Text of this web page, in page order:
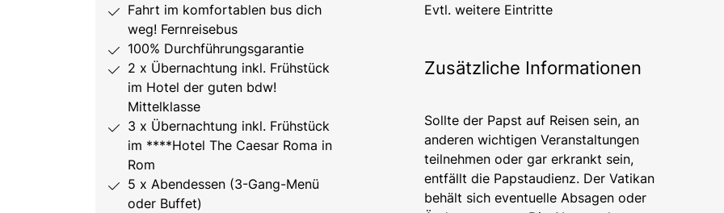
Fahrt im komfortablen bus dich
weg! Fernreisebus
100% Durchführungsgarantie
2 x Übernachtung inkl. Frühstück
im Hotel der guten bdw!
Mittelklasse
3 x Übernachtung inkl. Frühstück
im ****Hotel The Caesar Roma in
Rom
5 x Abendessen (3-Gang-Menü
oder Buffet)
Evtl. weitere Eintritte
Zusätzliche Informationen
Sollte der Papst auf Reisen sein, an
anderen wichtigen Veranstaltungen
teilnehmen oder gar erkrankt sein,
entfällt die Papstaudienz. Der Vatikan
behält sich eventuelle Absagen oder